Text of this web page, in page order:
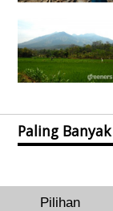
Paling
Pilihan